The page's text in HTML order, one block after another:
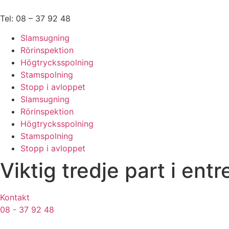
till
Tel: 08 – 37 92 48
Slamsugning
Rörinspektion
Högtrycksspolning
Stamspolning
Stopp i avloppet
Slamsugning
Rörinspektion
Högtrycksspolning
Stamspolning
Stopp i avloppet
Viktig tredje part i
Kontakt
08 - 37 92 48